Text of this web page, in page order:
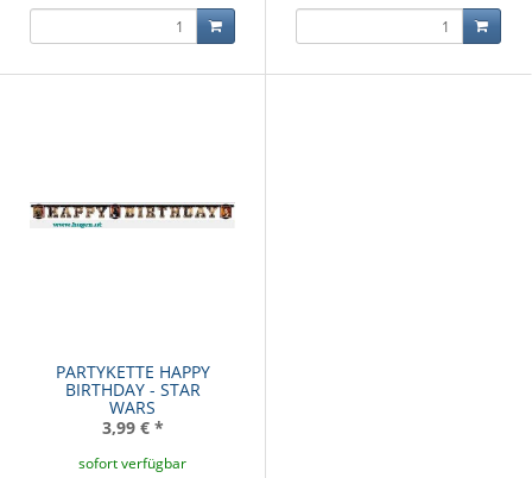
PARTYKETTE HAPPY
BIRTHDAY - STAR
WARS
3,99 € *
sofort verfügbar